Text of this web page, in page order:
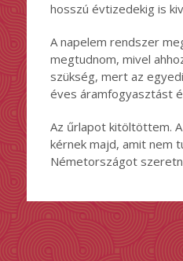
hosszú évtizedekig is
A napelem rendszer
megtudnom, mivel
szükség, mert az
éves áramfogyasztást
Az űrlapot kitöltöttem.
kérnek majd, amit nem
Németországot